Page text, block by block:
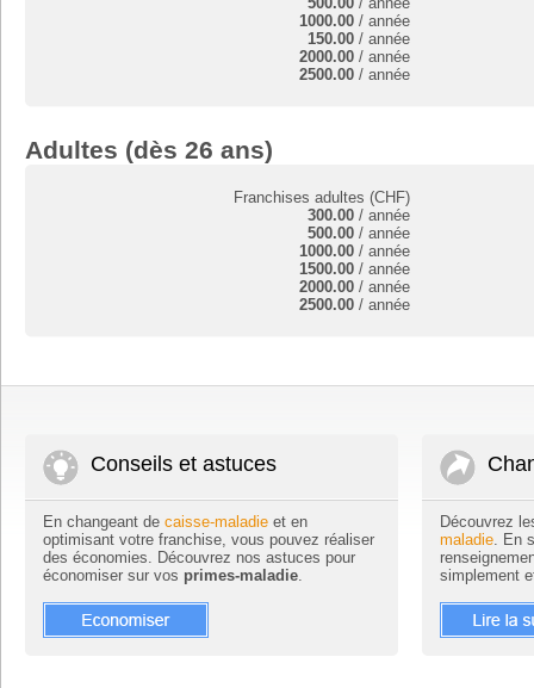
1000.00 / année
150.00 / année
2000.00 / année
2500.00 / année
Adultes (dès 26 ans)
Franchises adultes (CHF)
300.00 / année
500.00 / année
1000.00 / année
1500.00 / année
2000.00 / année
2500.00 / année
Conseils et astuces
En changeant de caisse-maladie et en
optimisant votre franchise, vous pouvez réaliser
des économies. Découvrez nos astuces pour
économiser sur vos primes-maladie.
Découvrez
maladie. En
simplement